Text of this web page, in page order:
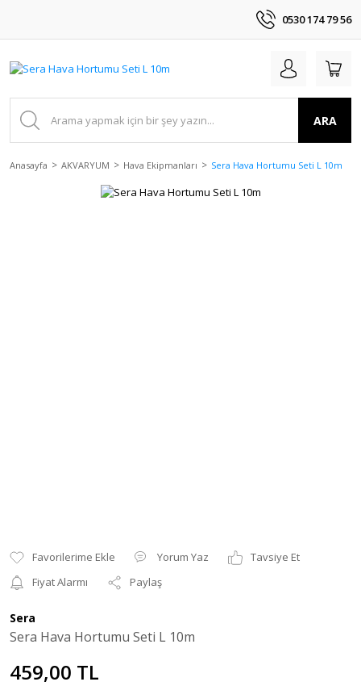
0530 174 79 56
ARA
Anasayfa AKVARYUM Hava Ekipmanları Sera Hava Hortumu Seti L 10m
Yorum Yaz
Tavsiye Et
Fiyat Alarmı
Paylaş
Sera
Sera Hava Hortumu Seti L 10m
459,00 TL